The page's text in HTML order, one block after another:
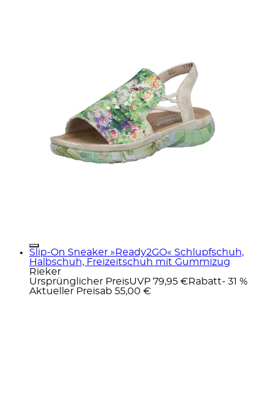
Slip-On Sneaker »Ready2GO« Schlupfschuh,
Halbschuh, Freizeitschuh mit Gummizug
Rieker
Ursprünglicher PreisUVP 79,95 € Rabatt- 31 %
Aktueller Preisab 55,00 €